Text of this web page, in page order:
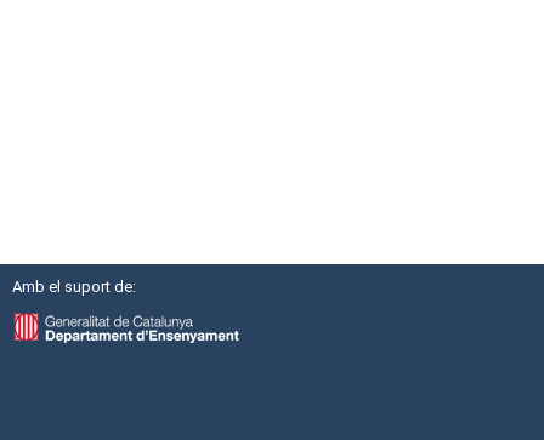
Amb el suport de: